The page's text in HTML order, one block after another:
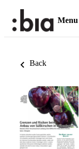
Menu
Back